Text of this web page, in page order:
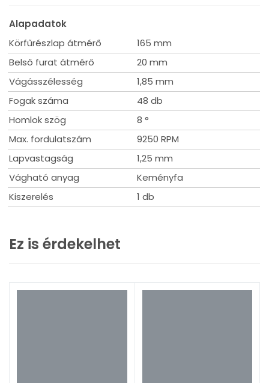
Alapadatok
Körfűrészlap átmérő
165 mm
Belső furat átmérő
20 mm
Vágásszélesség
1,85 mm
Fogak száma
48 db
Homlok szög
8 °
Max. fordulatszám
9250 RPM
Lapvastagság
1,25 mm
Vágható anyag
Keményfa
Kiszerelés
1 db
Ez is érdekelhet